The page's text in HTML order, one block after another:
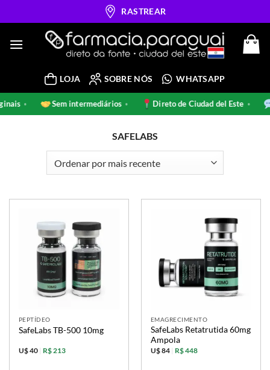
to
RASTREAR
LOJA SOBRE NÓS WHATSAPP
Sem intermediários Direto de Ciudad del Este
SAFELABS
PEPTÍDEO
SafeLabs TB-500 10mg
U$ 40 R$ 213
EMAGRECIMENTO
SafeLabs Retatrutida 60mg
Ampola
U$ 84 R$ 448